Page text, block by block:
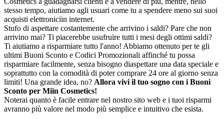
stesso tempo, aiutiamo agli usuari come tu a spendere meno sui suoi
acquisti elettroniciin internet.
Stufo di aspettare costantemente che arrivino i saldi? Pare che non
arrivino mai? Ti piacerebbe usufruire tutti i mesi degli ottimi saldi?
Ti aiutiamo a risparmiare tutto l'anno! Abbiamo ottenuto per te gli
ultimi Buoni Sconto e Codici Promozionali affinché tu possa
risparmiare facilmente, senza bisogno diaspettare una data speciale e
soprattutto con la comodità di poter comprare 24 ore al giorno senza
limiti! Una grande idea, no? Allora vivi il tuo sogno con i Buoni
Sconto per Miin Cosmetics!
Noterai quanto è facile entrare nel nostro sito web e i tuoi risparmi
avranno più valore nel modo più semplice e intuitivo che esista.